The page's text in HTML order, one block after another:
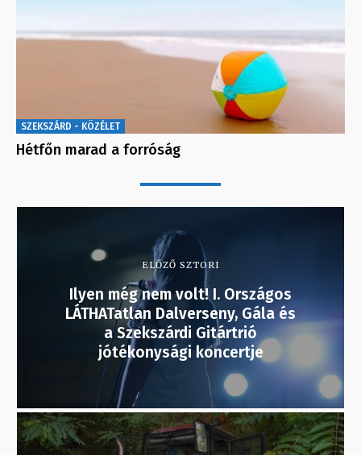
SZEKSZÁRD - KÖZÉLET
Hétfőn marad a forróság
ELŐZŐ SZTORI
Ilyen még nem volt! I. Országos
LÁTHATatlan Dalverseny, Gála és
a Szekszárdi Gitártrió
jótékonysági koncertje